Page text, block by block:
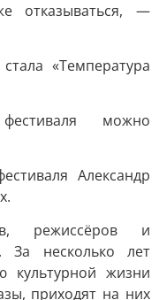
отказываться, —
«Температура
можно
Александр
режиссёров и
За несколько лет
культурной жизни
приходят на них